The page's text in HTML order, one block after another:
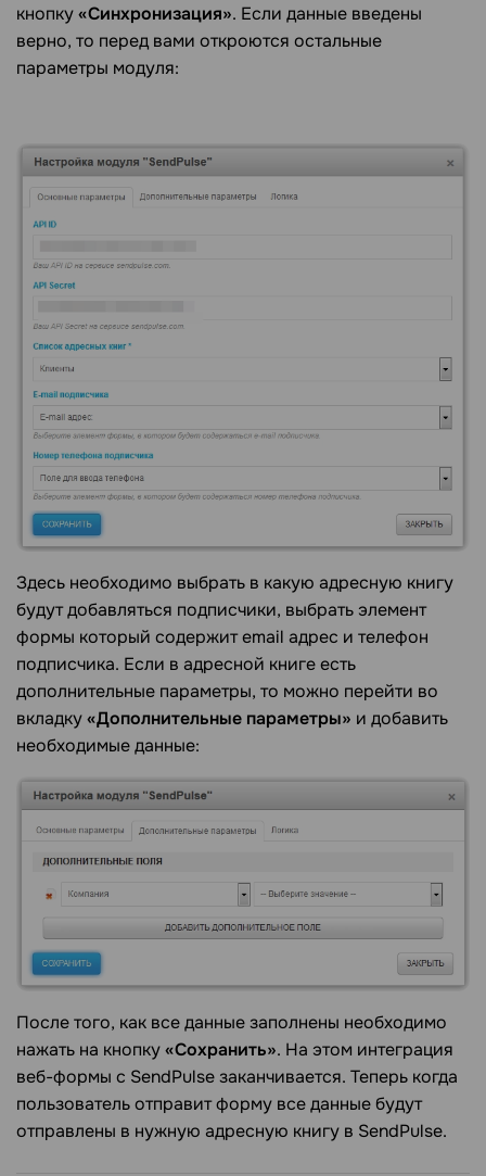
кнопку«Синхронизация». Если данные введены
верно, то перед вами откроются остальные
параметры модуля:
Здесь необходимо выбрать в какую адресную книгу
будут добавляться подписчики, выбрать элемент
формы который содержит email адрес и телефон
подписчика. Если в адресной книге есть
дополнительные параметры, то можно перейти во
вкладку«Дополнительные параметры» и добавить
необходимые данные:
После того, как все данные заполнены необходимо
нажать на кнопку«Сохранить». На этом интеграция
веб-формы c SendPulse заканчивается. Теперь когда
пользователь отправит форму все данные будут
отправлены в нужную адресную книгу в SendPulse.